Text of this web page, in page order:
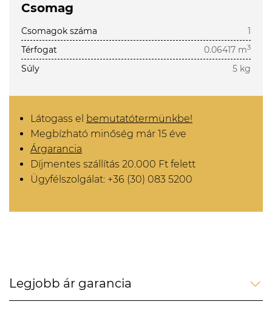
Csomag
Csomagok száma
1
Térfogat
0.06417 m3
Súly 5 kg
Látogass el bemutatótermünkbe!
Megbízható minőség már 15 éve
Árgarancia
Díjmentes szállítás 20.000 Ft felett
Ügyfélszolgálat: +36 (30) 083 5200
Legjobb ár garancia